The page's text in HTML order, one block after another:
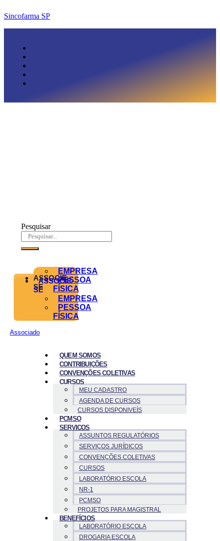
Sincofarma SP
Pesquisar
ASSOCIE-
SE
EMPRESA
PESSOA
FÍSICA
ASSOCIE-
SE
EMPRESA
PESSOA
FÍSICA
Associado
QUEM SOMOS
CONTRIBUIÇÕES
CONVENÇÕES COLETIVAS
CURSOS
MEU CADASTRO
AGENDA DE CURSOS
CURSOS DISPONIVEÍS
PCMSO
SERVICOS
ASSUNTOS REGULATÓRIOS
SERVIÇOS JURÍDICOS
CONVENÇÕES COLETIVAS
CURSOS
LABORATÓRIO ESCOLA
NR-1
PCMSO
PROJETOS PARA MAGISTRAL
BENEFÍCIOS
LABORATÓRIO ESCOLA
DROGARIA ESCOLA